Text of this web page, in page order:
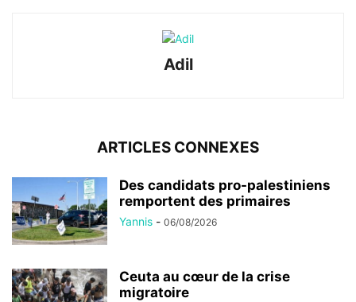
Adil
ARTICLES CONNEXES
Des candidats pro-palestiniens
remportent des primaires
Yannis - 06/08/2026
Ceuta au cœur de la crise
migratoire